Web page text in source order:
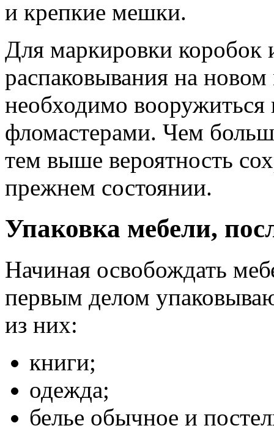
и крепкие мешки.
Для маркировки коробок
распаковывания на
необходимо
фломастерами. Чем
тем выше вероятность
прежнем состоянии.
Упаковка мебели,
Начиная освобождать
первым делом
из них:
книги;
одежда;
белье обычное и